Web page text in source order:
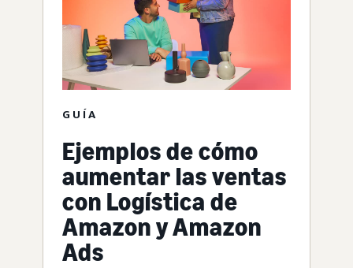
GUÍA
Ejemplos de cómo
aumentar las ventas
con Logística de
Amazon y Amazon
Ads